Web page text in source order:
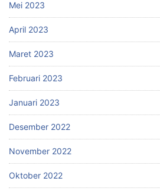
Mei 2023
April 2023
Maret 2023
Februari 2023
Januari 2023
Desember 2022
November 2022
Oktober 2022